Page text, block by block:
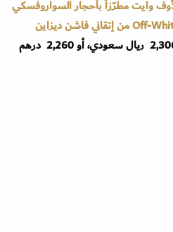
وايت مطرّزاً بأحجار السواروفسكي
Off-White Ethereal Swarovski Kaftan من إتقاني فاشن ديزاين
، بسعر 2,306 ريال سعودي، أو 2,260 درهم